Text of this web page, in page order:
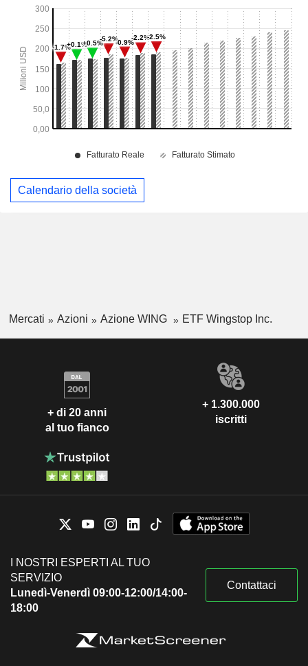
Calendario della società
Mercati Azioni Azione WING ETF Wingstop Inc.
+ di 20 anni
al tuo fianco
+ 1.300.000
iscritti
I NOSTRI ESPERTI AL TUO
SERVIZIO
Lunedì-Venerdì 09:00-12:00/14:00-
18:00
Contattaci